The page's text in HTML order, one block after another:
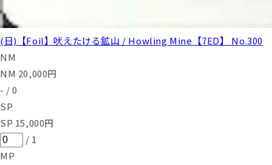
(日)【Foil】吠えたける鉱山 / Howling Mine【7ED】 No.300
NM
NM 20,000円
- / 0
SP
SP 15,000円
/ 1
MP